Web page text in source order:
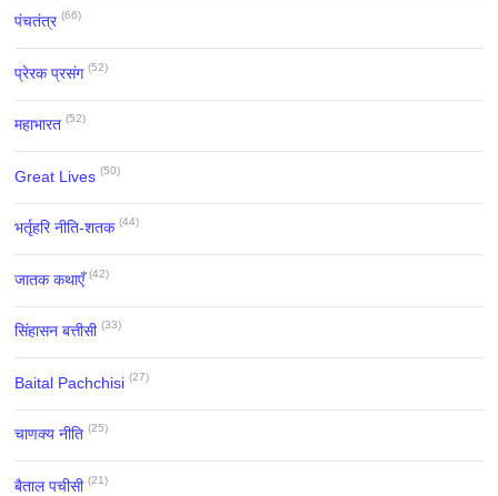
पंचतंत्र (66)
प्रेरक प्रसंग (52)
महाभारत (52)
Great Lives (50)
भर्तृहरि नीति-शतक (44)
जातक कथाएँ (42)
सिंहासन बत्तीसी (33)
Baital Pachchisi (27)
चाणक्य नीति (25)
बैताल पचीसी (21)